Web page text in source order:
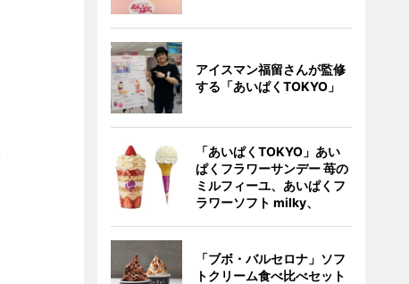
アイスマン福留さんが監修
する「あいぱくTOKYO」
「あいぱくTOKYO」あい
ぱくフラワーサンデー 苺の
ミルフィーユ、あいぱくフ
ラワーソフト milky、
「ブボ・バルセロナ」ソフ
トクリーム食べ比べセット